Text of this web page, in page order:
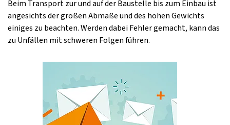
Beim Transport zur und auf der Baustelle bis zum Einbau ist
angesichts der großen Abmaße und des hohen Gewichts
einiges zu beachten. Werden dabei Fehler gemacht, kann das
zu Unfällen mit schweren Folgen führen.